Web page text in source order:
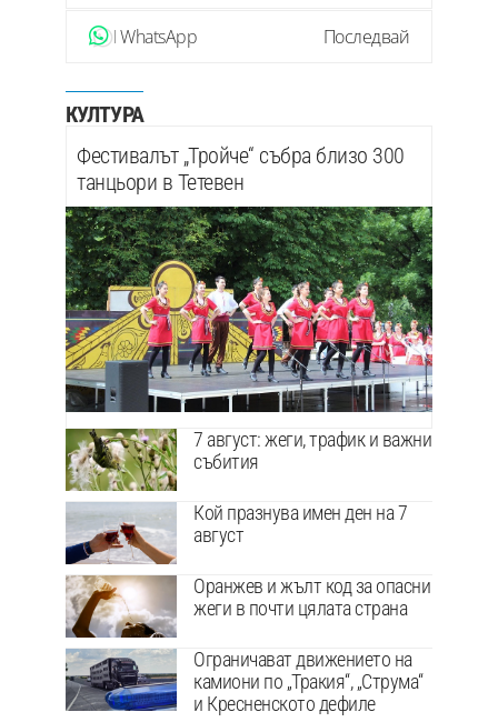
WhatsApp Последвай
КУЛТУРА
Фестивалът „Тройче“ събра близо 300
танцьори в Тетевен
7 август: жеги, трафик и важни
събития
Кой празнува имен ден на 7
август
Оранжев и жълт код за опасни
жеги в почти цялата страна
Ограничават движението на
камиони по „Тракия“, „Струма“
и Кресненското дефиле